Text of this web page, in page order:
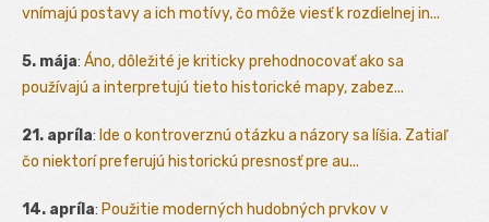
vnímajú postavy a ich motívy, čo môže viesť k rozdielnej in...
5. mája: Áno, dôležité je kriticky prehodnocovať ako sa
používajú a interpretujú tieto historické mapy, zabez...
21. apríla: Ide o kontroverznú otázku a názory sa líšia. Zatiaľ
čo niektorí preferujú historickú presnosť pre au...
14. apríla: Použitie moderných hudobných prvkov v